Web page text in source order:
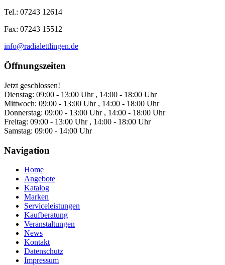
Tel.: 07243 12614
Fax: 07243 15512
info@radialettlingen.de
Öffnungszeiten
Jetzt geschlossen!
Dienstag: 09:00 - 13:00 Uhr , 14:00 - 18:00 Uhr
Mittwoch: 09:00 - 13:00 Uhr , 14:00 - 18:00 Uhr
Donnerstag: 09:00 - 13:00 Uhr , 14:00 - 18:00 Uhr
Freitag: 09:00 - 13:00 Uhr , 14:00 - 18:00 Uhr
Samstag: 09:00 - 14:00 Uhr
Navigation
Home
Angebote
Katalog
Marken
Serviceleistungen
Kaufberatung
Veranstaltungen
News
Kontakt
Datenschutz
Impressum